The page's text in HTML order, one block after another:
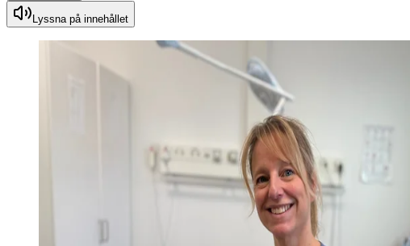
Lyssna på innehållet